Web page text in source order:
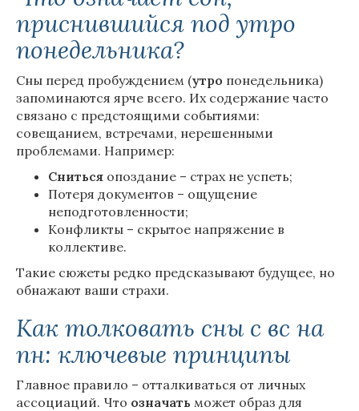
приснившийся под утро
понедельника?
Сны перед пробуждением (утро понедельника)
запоминаются ярче всего. Их содержание часто
связано с предстоящими событиями:
совещанием, встречами, нерешенными
проблемами. Например:
Сниться опоздание – страх не успеть;
Потеря документов – ощущение
неподготовленности;
Конфликты – скрытое напряжение в
коллективе.
Такие сюжеты редко предсказывают будущее, но
обнажают ваши страхи.
Как толковать сны с вс на
пн: ключевые принципы
Главное правило – отталкиваться от личных
ассоциаций. Что означать может образ для